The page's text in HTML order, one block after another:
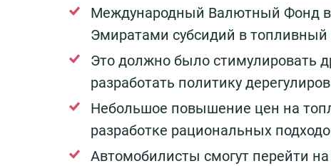
Международный Валютный Фонд в
Эмиратами субсидий в топливный
Это должно было стимулировать
разработать политику
Небольшое повышение цен на
разработке рациональных
Автомобилисты смогут перейти